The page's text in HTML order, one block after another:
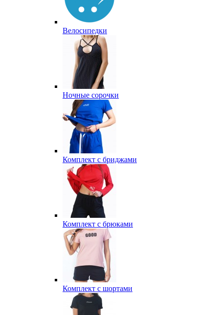
Велосипедки
Ночные сорочки
Комплект с бриджами
Комплект с брюками
Комплект с шортами